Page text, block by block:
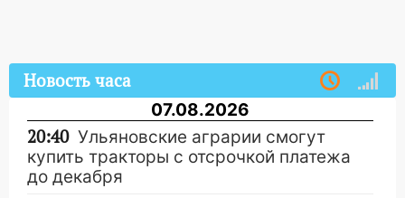
Новость часа
07.08.2026
20:40 Ульяновские аграрии смогут
купить тракторы с отсрочкой платежа
до декабря